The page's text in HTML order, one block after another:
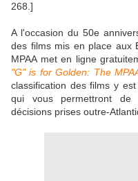
268.]
A l'occasion du 50e
des films mis en place aux
MPAA met en ligne
"G" is for Golden: The
classification des films y
qui vous permettront de
décisions prises outre-